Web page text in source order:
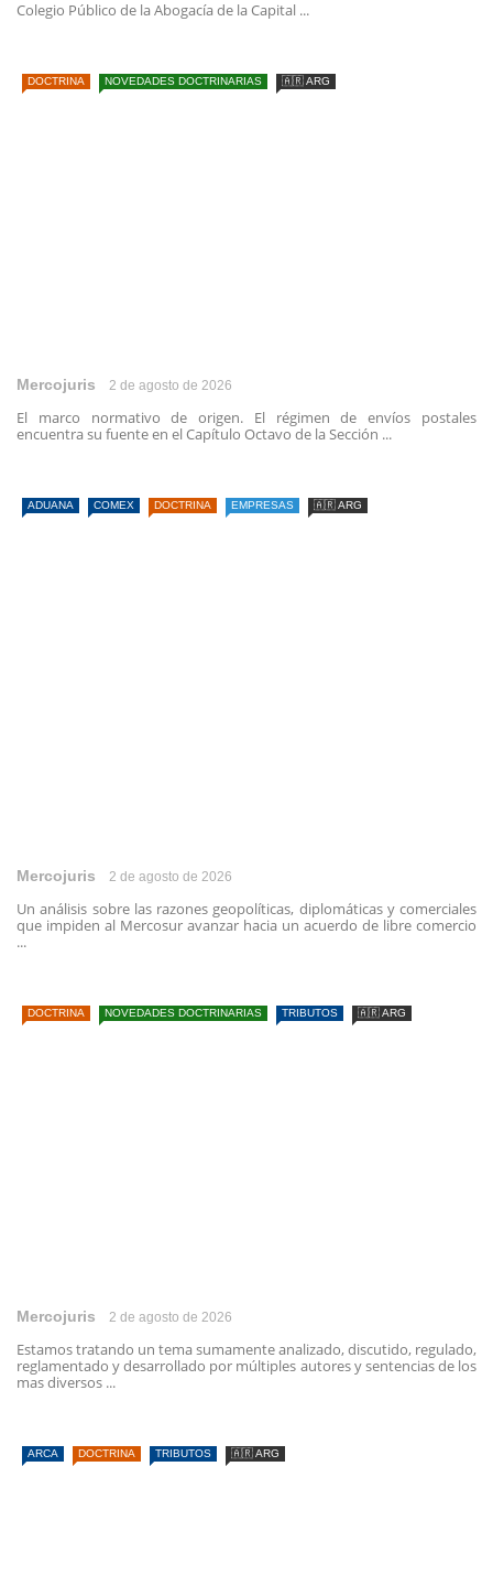
Colegio Público de la Abogacía de la Capital ...
DOCTRINA NOVEDADES DOCTRINARIAS 🇦🇷 ARG
Mercojuris 2 de agosto de 2026
El marco normativo de origen. El régimen de envíos postales
encuentra su fuente en el Capítulo Octavo de la Sección ...
ADUANA COMEX DOCTRINA EMPRESAS 🇦🇷 ARG
Mercojuris 2 de agosto de 2026
Un análisis sobre las razones geopolíticas, diplomáticas y comerciales
que impiden al Mercosur avanzar hacia un acuerdo de libre comercio
...
DOCTRINA NOVEDADES DOCTRINARIAS TRIBUTOS 🇦🇷 ARG
Mercojuris 2 de agosto de 2026
Estamos tratando un tema sumamente analizado, discutido, regulado,
reglamentado y desarrollado por múltiples autores y sentencias de los
mas diversos ...
ARCA DOCTRINA TRIBUTOS 🇦🇷 ARG